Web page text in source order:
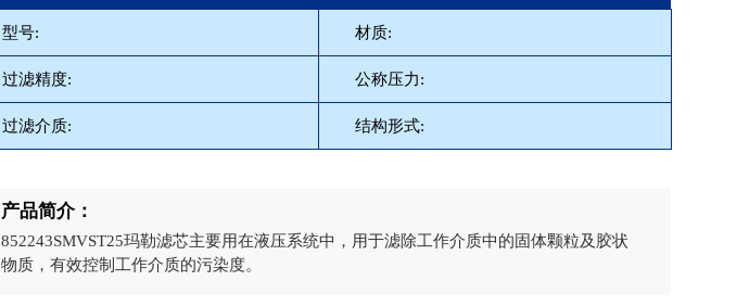
型号: 材质:
过滤精度: 公称压力:
过滤介质: 结构形式:
产品简介：
852243SMVST25玛勒滤芯主要用在液压系统中，用于滤除工作介质中的固体颗粒及胶状
物质，有效控制工作介质的污染度。